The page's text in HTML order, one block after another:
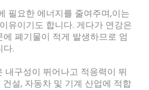
필요한 에너지를 줄여주며,이는
유이기도 합니다. 게다가 연강은
폐기물이 적게 발생하므로 엄
다.
내구성이 뛰어나고 적응력이 뛰
설, 자동차 및 기계 산업에 적합